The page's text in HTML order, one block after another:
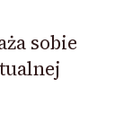
sobie